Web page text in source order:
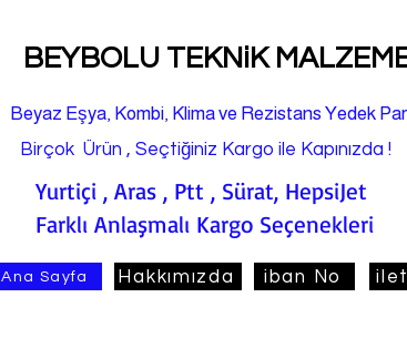
BEYBOLU TEKNiK
Beyaz Eşya, Kombi, Klima ve Rezistans Yedek
Birçok Ürün , Seçtiğiniz Kargo ile Kapınızda !
Yurtiçi , Aras , Ptt , Sürat, HepsiJet
Farklı Anlaşmalı Kargo Seçenekleri
Ana Sayfa Hakkımızda iban No